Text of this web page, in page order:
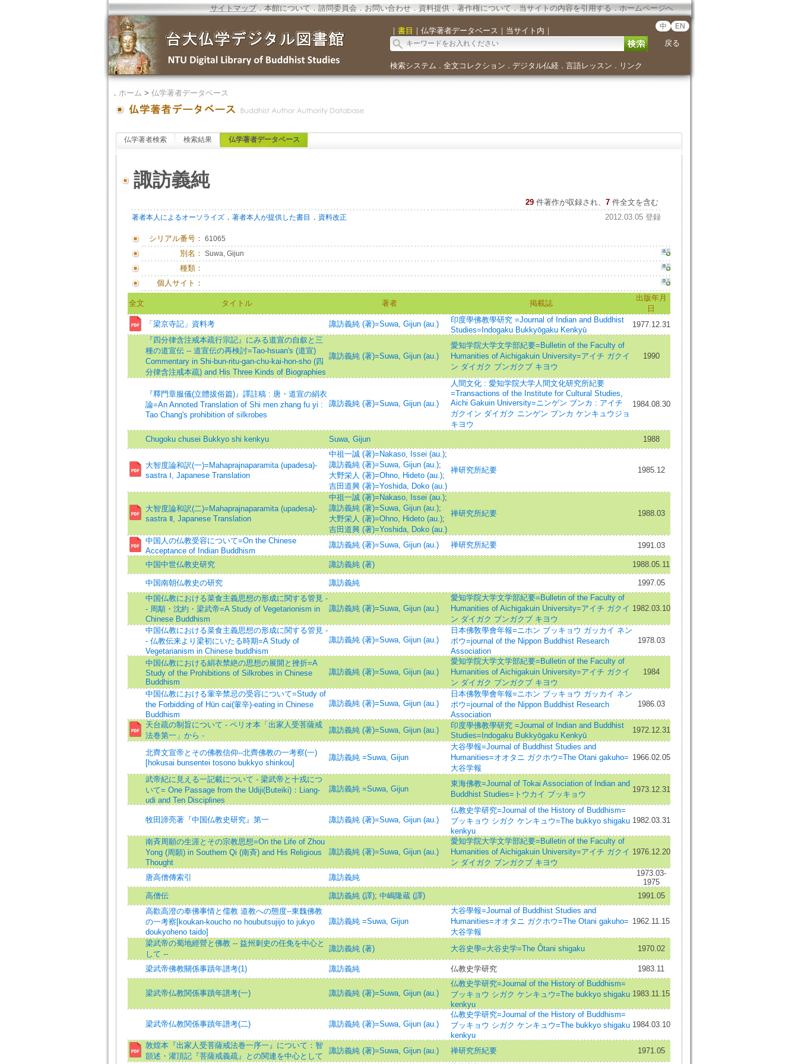
サイトマップ．本館について．諮問委員会． お問い合わせ． 資料提供．著作権について．当サイトの内容を引用する．ホームページへ
｜ 書目 ｜ 仏学著者データベース ｜ 当サイト内 ｜ 中 EN
戻る
検索システム ． 全文コレクション ． デジタル仏経． 言語レッスン ． リンク
． ホーム > 仏学著者データベース
仏学著者検索 検索結果 仏学著者データベース
諏訪義純
29 件著作が収録され、 7件全文を含む
著者本人によるオーソライズ． 著者本人が提供した書目 ． 資料改正 2012.03.05 登録
シリアル番号： 61065
別名： Suwa, Gijun
種類：
個人サイト：
全文 タイトル 著者 掲載誌
出版年月
日
「梁京寺記」資料考
諏訪義純 (著)=Suwa, Gijun (au.)
印度學佛教學研究 =Journal of Indian and Buddhist
Studies=Indogaku Bukkyōgaku Kenkyū
1977.12.31
『四分律含注戒本疏行宗記』にみる道宣の自叙と三
種の道宣伝 -- 道宣伝の再検討=Tao-hsuan's (道宣)
Commentary in Shi-bun-ritu-gan-chu-kai-hon-sho (四
分律含注戒本疏) and His Three Kinds of Biographies
諏訪義純 (著)=Suwa, Gijun (au.)
愛知学院大学文学部紀要=Bulletin of the Faculty of
Humanities of Aichigakuin University=アイチ ガクイ
ン ダイガク ブンガクブ キヨウ
1990
『釋門章服儀(立體拔俗篇)』譯註稿 : 唐・道宣の絹衣
論=An Annoted Translation of Shi men zhang fu yi :
Tao Chang's prohibition of silkrobes
諏訪義純 (著)=Suwa, Gijun (au.)
人間文化 : 愛知学院大学人間文化研究所紀要
=Transactions of the Institute for Cultural Studies,
Aichi Gakuin University=ニンゲン ブンカ : アイチ
ガクイン ダイガク ニンゲン ブンカ ケンキュウジョ
キヨウ
1984.08.30
Chugoku chusei Bukkyo shi kenkyu Suwa, Gijun 1988
大智度論和訳(一)=Mahaprajnaparamita (upadesa)-
sastra Ⅰ, Japanese Translation
中祖一誠 (著)=Nakaso, Issei (au.);
諏訪義純 (著)=Suwa, Gijun (au.);
大野栄人 (著)=Ohno, Hideto (au.);
吉田道興 (著)=Yoshida, Doko (au.)
禅研究所紀要 1985.12
大智度論和訳(二)=Mahaprajnaparamita (upadesa)-
sastra Ⅱ, Japanese Translation
中祖一誠 (著)=Nakaso, Issei (au.);
諏訪義純 (著)=Suwa, Gijun (au.);
大野栄人 (著)=Ohno, Hideto (au.);
吉田道興 (著)=Yoshida, Doko (au.)
禅研究所紀要 1988.03
中国人の仏教受容について=On the Chinese
Acceptance of Indian Buddhism
諏訪義純 (著)=Suwa, Gijun (au.) 禅研究所紀要 1991.03
中国中世仏教史研究 諏訪義純 (著) 1988.05.11
中国南朝仏教史の研究 諏訪義純
1997.05
中国仏教における菜食主義思想の形成に関する管見 -
- 周顒・沈約・梁武帝=A Study of Vegetarionism in
Chinese Buddhism
諏訪義純 (著)=Suwa, Gijun (au.)
愛知学院大学文学部紀要=Bulletin of the Faculty of
Humanities of Aichigakuin University=アイチ ガクイ
ン ダイガク ブンガクブ キヨウ
1982.03.10
中国仏教における菜食主義思想の形成に関する管見 -
- 仏教伝来より梁初にいたる時期=A Study of
Vegetarianism in Chinese buddhism
諏訪義純 (著)=Suwa, Gijun (au.)
日本佛敎學會年報=ニホン ブッキョウ ガッカイ ネン
ポウ=journal of the Nippon Buddhist Research
Association
1978.03
中国仏教における絹衣禁絶の思想の展開と挫折=A
Study of the Prohibitions of Silkrobes in Chinese
Buddhism
諏訪義純 (著)=Suwa, Gijun (au.)
愛知学院大学文学部紀要=Bulletin of the Faculty of
Humanities of Aichigakuin University=アイチ ガクイ
ン ダイガク ブンガクブ キヨウ
1984
中国仏教における葷辛禁忌の受容について=Study of
the Forbidding of Hūn cai(葷辛)-eating in Chinese
Buddhism
諏訪義純 (著)=Suwa, Gijun (au.)
日本佛敎學會年報=ニホン ブッキョウ ガッカイ ネン
ポウ=journal of the Nippon Buddhist Research
Association
1986.03
天台疏の制旨について - ペリオ本「出家人受菩薩戒
法巻第一」から -
諏訪義純 (著)=Suwa, Gijun (au.)
印度學佛教學研究 =Journal of Indian and Buddhist
Studies=Indogaku Bukkyōgaku Kenkyū
1972.12.31
北齊文宣帝とその佛教信仰--北齊佛教の一考察(一)
[hokusai bunsentei tosono bukkyo shinkou]
諏訪義純 =Suwa, Gijun
大谷學報=Journal of Buddhist Studies and
Humanities=オオタニ ガクホウ=The Otani gakuho=
大谷学報
1966.02.05
武帝紀に見える一記載について - 梁武帝と十戎につ
いて= One Passage from the Udiji(Buteiki)：Liang-
udi and Ten Disciplines
諏訪義純 =Suwa, Gijun
東海佛教=Journal of Tokai Association of Indian and
Buddhist Studies=トウカイ ブッキョウ
1973.12.31
牧田諦亮著『中国仏教史研究』第一 諏訪義純 (著)=Suwa, Gijun (au.)
仏教史学研究=Journal of the History of Buddhism=
ブッキョウ シガク ケンキュウ=The bukkyo shigaku
kenkyu
1982.03.31
南斉周願の生涯とその宗教思想=On the Life of Zhou
Yong (周願) in Southern Qi (南斉) and His Religious
Thought
諏訪義純 (著)=Suwa, Gijun (au.)
愛知学院大学文学部紀要=Bulletin of the Faculty of
Humanities of Aichigakuin University=アイチ ガクイ
ン ダイガク ブンガクブ キヨウ
1976.12.20
唐高僧傳索引 諏訪義純
1973.03-
1975
高僧伝
諏訪義純 (譯); 中嶋隆蔵 (譯)
1991.05
高歡高澄の奉佛事情と儒教 道教への態度--東魏佛教
の一考察[koukan-koucho no houbutsujijo to jukyo
doukyoheno taido]
諏訪義純 =Suwa, Gijun
大谷學報=Journal of Buddhist Studies and
Humanities=オオタニ ガクホウ=The Otani gakuho=
大谷学報
1962.11.15
梁武帝の蜀地經營と佛教 -- 益州刺史の任免を中心と
して --
諏訪義純 (著) 大谷史學=大谷史学=The Ôtani shigaku 1970.02
梁武帝佛教關係事蹟年譜考(1) 諏訪義純 仏教史学研究 1983.11
梁武帝仏教関係事蹟年譜考(一) 諏訪義純 (著)=Suwa, Gijun (au.)
仏教史学研究=Journal of the History of Buddhism=
ブッキョウ シガク ケンキュウ=The bukkyo shigaku
kenkyu
1983.11.15
梁武帝仏教関係事蹟年譜考(二) 諏訪義純 (著)=Suwa, Gijun (au.)
仏教史学研究=Journal of the History of Buddhism=
ブッキョウ シガク ケンキュウ=The bukkyo shigaku
kenkyu
1984.03.10
敦煌本『出家人受菩薩戒法巻一序一』について：智
顗述・灌頂記『菩薩戒義疏』との関連を中心として
諏訪義純 (著)=Suwa, Gijun (au.) 禅研究所紀要
1971.05